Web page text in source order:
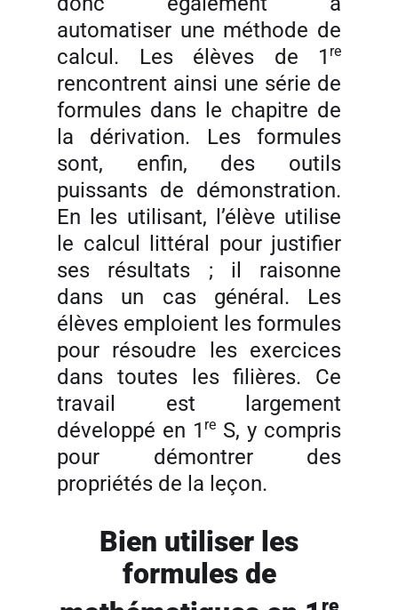
automatiser une méthode de
calcul. Les élèves de 1 re
rencontrent ainsi une série de
formules dans le chapitre de
la dérivation. Les formules
sont, enfin, des outils
puissants de démonstration.
En les utilisant, l’élève utilise
le calcul littéral pour justifier
ses résultats ; il raisonne
dans un cas général. Les
élèves emploient les formules
pour résoudre les exercices
dans toutes les filières. Ce
travail est largement
développé en 1 re S, y compris
pour démontrer des
propriétés de la leçon.
Bien utiliser les
formules de
re